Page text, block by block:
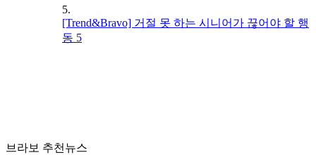
5.
[Trend&Bravo] 거절 못 하는 시니어가 끊어야 할 행
동 5
브라보 추천뉴스